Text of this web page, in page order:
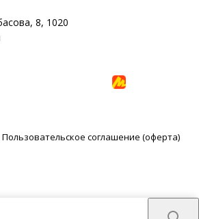
8, 1020
Пользовательское соглашение (оферта)